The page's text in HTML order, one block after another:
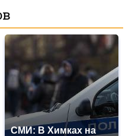
СМИ: В Химках на